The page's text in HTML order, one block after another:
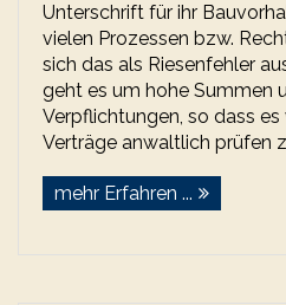
Unterschrift für ihr
vielen Prozessen bzw.
sich das als Riesenfehler
geht es um hohe Summen
Verpflichtungen, so dass
Verträge anwaltlich prüfen
mehr Erfahren ...